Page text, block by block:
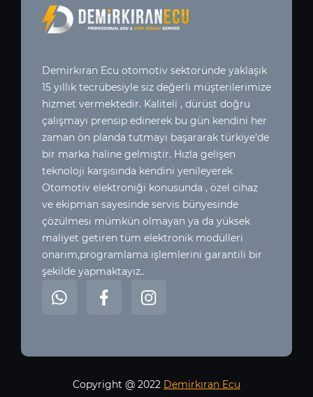
Demirkıran Ecu otomotiv sektoründe yaklaşık
15 yıllık tecrübesiyle siz değerli müşterilerimize
hizmet vermektedir. Kaliteli , dürüst doğru
çalışmayı prensip edinerek bu gün kendini her
zaman ön planda tutmayı başararak türkiye’de
bir marka haline gelmiştir. Hızla gelişen
teknoloji karşısında kendini yenileyerek
Otomotiv elektroniği konusunda , özel cihaz
ve ekipman sayesinde servis bünyesinde
çözülmesi mümkün olmayan ya da yüksek
maliyet getiren tüm elektronik modülleri
onarım,programlama işlemlerini garantili bir
şekilde yapmaktayız..
Copyright @ 2022 Demirkıran Ecu